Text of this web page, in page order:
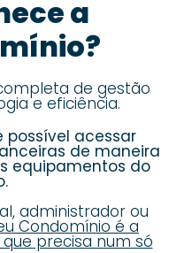
a
de gestão
e eficiência.
possível acessar
de maneira
equipamentos do
administrador ou
Condomínio é a
precisa num só